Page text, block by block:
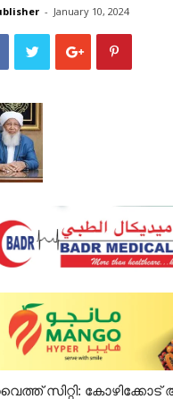
- January 10, 2024
സിറ്റി: